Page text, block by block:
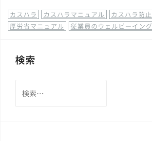
カスハラ カスハラマニュアル
カスハラ防
厚労省マニュアル
従業員のウェルビーイング
検索
索: